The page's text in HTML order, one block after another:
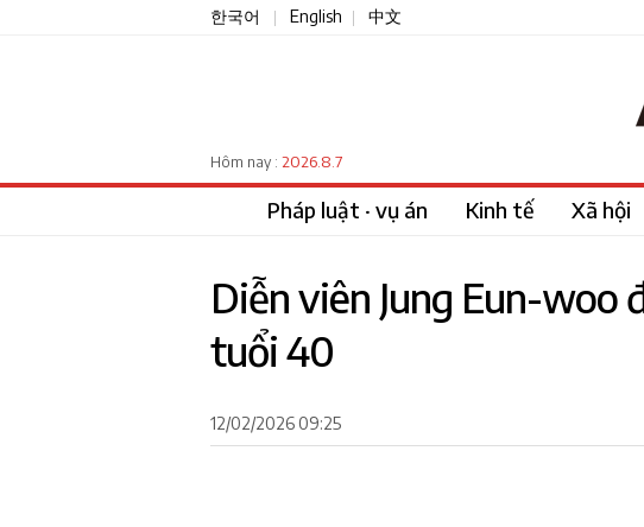
한국어 English 中文
Hôm nay : 2026.8.7
Pháp luật · vụ án Kinh tế Xã hội
Diễn viên Jung Eun-woo
tuổi 40
12/02/2026 09:25